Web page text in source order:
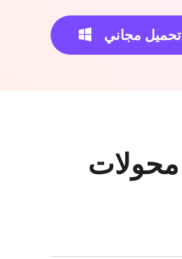
تحميل مجاني
أفضل 5 محولات ISO لمشاهدة الأفلام على